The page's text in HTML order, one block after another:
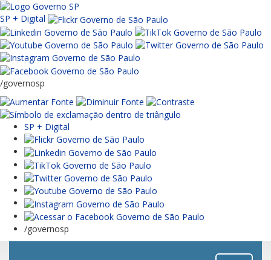
SP + Digital
/governosp
SP + Digital
/governosp